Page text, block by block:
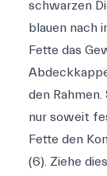
schwarzen
blauen nach
Fette das
den
nur soweit
Fette den
(6). Ziehe